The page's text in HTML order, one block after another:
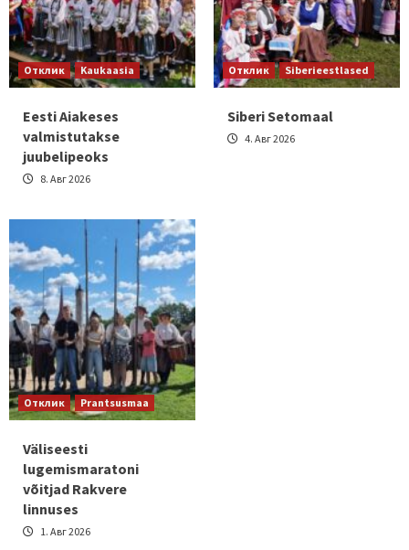
Отклик Kaukaasia
Eesti Aiakeses
valmistutakse
juubelipeoks
8. Авг 2026
Отклик Siberieestlased
Siberi Setomaal
4. Авг 2026
Отклик Prantsusmaa
Väliseesti
lugemismaratoni
võitjad Rakvere
linnuses
1. Авг 2026